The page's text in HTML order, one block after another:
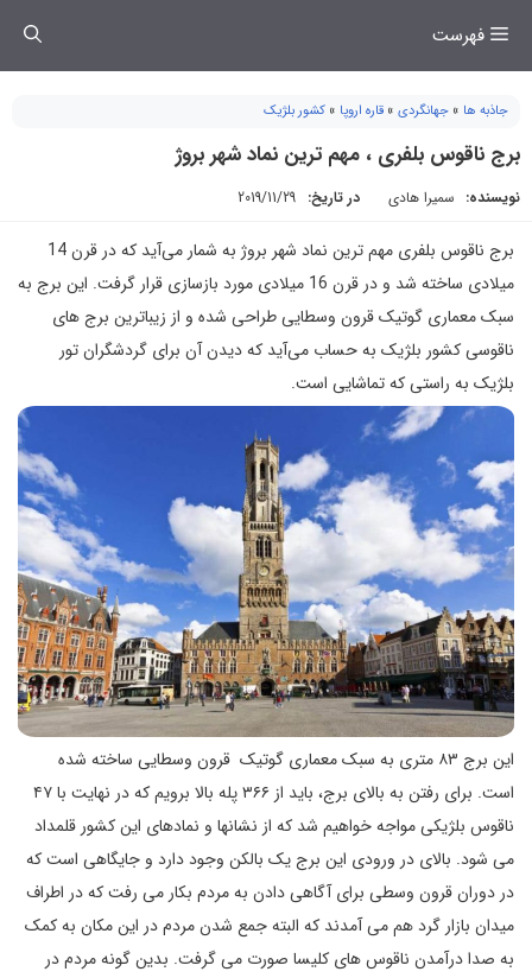
فهرست
جاذبه ها » جهانگردی » قاره اروپا » کشور بلژیک
برج ناقوس بلفری ، مهم ترین نماد شهر بروژ
نویسنده: سمیرا هادی در تاریخ: 2019/11/29
برج ناقوس بلفری مهم ترین نماد شهر بروژ به شمار می‌آید که در قرن 14
میلادی ساخته شد و در قرن 16 میلادی مورد بازسازی قرار گرفت. این برج به
سبک معماری گوتیک قرون وسطایی طراحی شده و از ‏زیباترین برج های
ناقوسی کشور بلژیک به حساب می‌آید که دیدن آن برای گردشگران تور
بلژیک به راستی که تماشایی است.
این برج ۸۳ متری به سبک معماری گوتیک قرون وسطایی ساخته شده
است. برای رفتن به بالای برج، باید از ۳۶۶ پله بالا برویم که در نهایت با ۴۷
ناقوس بلژیکی مواجه خواهیم شد که از نشانها و نمادهای این کشور قلمداد
می شود. بالای در ورودی این برج یک بالکن وجود دارد و جایگاهی است که
در دوران قرون وسطی برای آگاهی دادن به مردم بکار می رفت که در اطراف
میدان بازار گرد هم می آمدند که البته جمع شدن مردم در این مکان به کمک
به صدا درآمدن ناقوس های کلیسا صورت می گرفت. بدین گونه مردم در